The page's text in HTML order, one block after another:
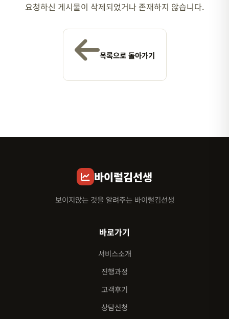
요청하신 게시물이 삭제되었거나 존재하지 않습니다.
목록으로 돌아가기
바이럴김선생
보이지않는 것을 알려주는 바이럴김선생
바로가기
서비스소개
진행과정
고객후기
상담신청